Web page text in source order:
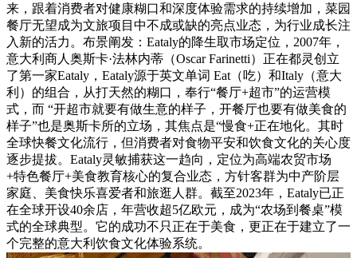
来，跟着消费者对健康糊口和深度体验需求的持续增加，菜园
餐厅无望成为文旅项目中不成或缺的亮点业态，为行业成长注
入新的活力。布景阐发：Eataly的降生取市场定位，2007年，
意大利商人奥斯卡·法林内蒂（Oscar Farinetti）正在都灵创立
了第一家Eataly，Eataly源于英文单词 Eat（吃）和Italy（意大
利）的组合，从打天然的糊口，奉行“餐厅+超市”的运营模
式，而 “开超市就要有做生意的样子，开餐厅也要有做美食的
样子”也是奥斯卡所的立场，其焦点是“慢食+正在地化。其时
全球快餐文化流行，但消费者对食物平安和饮食文化的关心度
逐步提拔。Eataly灵敏捕获这一趋向，定位为高端农贸市场
+特色餐厅+美食教育核心的复合业态，方针客群为中产阶层
家庭、美食快乐喜爱者和旅逛人群。截至2023年，Eataly已正
在全球开设40余店，年营收超5亿欧元，成为“农场到餐桌”模
式的全球典型。它的成功不只正在于美食，更正在于建立了一
个完整的意大利饮食文化体验系统。